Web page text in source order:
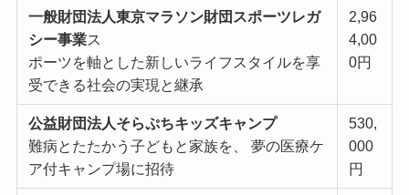
⼀般財団法⼈東京マラソン財団スポーツレガ
シー事業ス
ポーツを軸とした新しいライフスタイルを享
受できる社会の実現と継承
2,96
4,00
0円
公益財団法⼈そらぷちキッズキャンプ
難病とたたかう⼦どもと家族を、 夢の医療ケ
ア付キャンプ場に招待
530,
000
円